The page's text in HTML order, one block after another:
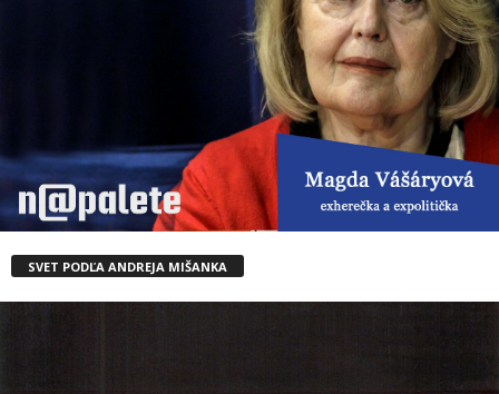
SVET PODĽA ANDREJA MIŠANKA